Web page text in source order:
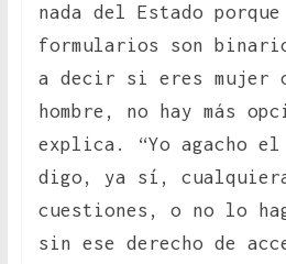
nada del Estado
formularios son
a decir si eres mujer
hombre, no hay más
explica. “Yo agacho el
digo, ya sí,
cuestiones, o no lo
sin ese derecho de